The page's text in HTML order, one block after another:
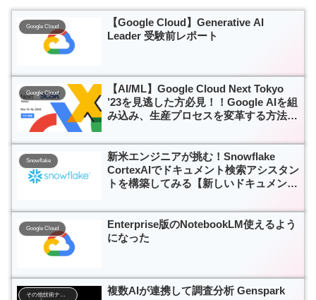
Google Cloud
【Google Cloud】Generative AI
Leader 受験前レポート
Google Cloud
【AI/ML】Google Cloud Next Tokyo
’23を見逃した方必見！！Google AIを組
み込み、生産プロセスを変革する方法と
Snowflake
新米エンジニアが挑む！Snowflake
CortexAIでドキュメント検索アシスタン
トを構築してみる【新しいドキュメント
Google Cloud
Enterprise版のNotebookLM使えるよう
になった
その他技術ナレッジ
複数AIが連携して調査分析 Genspark